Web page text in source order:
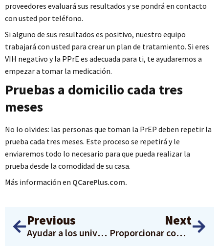
proveedores evaluará sus resultados y se pondrá en contacto
con usted por teléfono.
Si alguno de sus resultados es positivo, nuestro equipo
trabajará con usted para crear un plan de tratamiento. Si eres
VIH negativo y la PPrE es adecuada para ti, te ayudaremos a
empezar a tomar la medicación.
Pruebas a domicilio cada tres
meses
No lo olvides: las personas que toman la PrEP deben repetir la
prueba cada tres meses. Este proceso se repetirá y le
enviaremos todo lo necesario para que pueda realizar la
prueba desde la comodidad de su casa.
Más información en QCarePlus.com.
Previous
Ayudar a los universitarios de color a tomar la PrEP: HRC y Q Care Plus
Next
Proporcionar comunidad a las personas LGBTQ+ en el Sur Profundo: «Nuestros jóvenes son el futuro».